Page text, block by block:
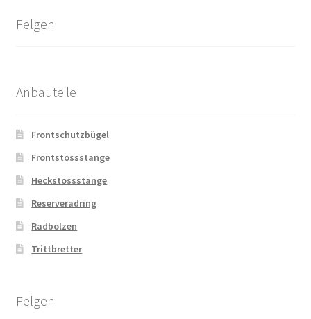
Felgen
Anbauteile
Frontschutzbügel
Frontstossstange
Heckstossstange
Reserveradring
Radbolzen
Trittbretter
Felgen